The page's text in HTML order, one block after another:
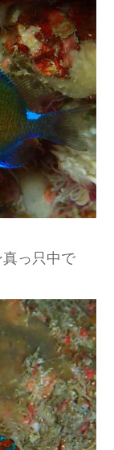
っ只中で